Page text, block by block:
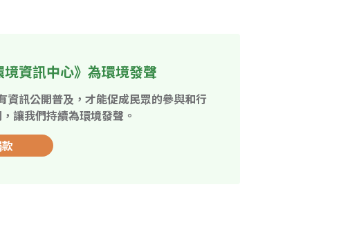
資訊中心》為環境發聲
資訊公開普及，才能促成民眾的參與和行
讓我們持續為環境發聲。